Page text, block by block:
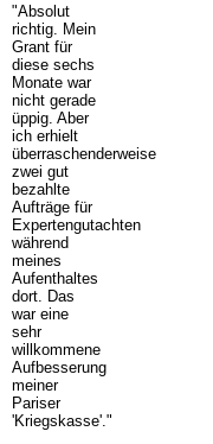
"Absolut
richtig. Mein
Grant für
diese sechs
Monate war
nicht gerade
üppig. Aber
ich erhielt
überraschenderweise
zwei gut
bezahlte
Aufträge für
Expertengutachten
während
meines
Aufenthaltes
dort. Das
war eine
sehr
willkommene
Aufbesserung
meiner
Pariser
'Kriegskasse'."